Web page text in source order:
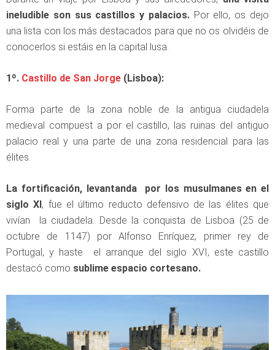
ineludible son sus castillos y palacios.Por ello, os dejo
una lista con los más destacados para que no os olvidéis de
conocerlos si estáis en la capital lusa.
1º. Castillo de San Jorge (Lisboa):
Forma parte de la zona noble de la antigua ciudadela
medieval compuest a por el castillo, las ruinas del antiguo
palacio real y una parte de una zona residencial para las
élites.
La fortificación, levantanda por los musulmanes en el
siglo XI, fue el último reducto defensivo de las élites que
vivían la ciudadela. Desde la conquista de Lisboa (25 de
octubre de 1147) por Alfonso Enríquez, primer rey de
Portugal, y haste el arranque del siglo XVI, este castillo
destacó como sublime espacio cortesano.